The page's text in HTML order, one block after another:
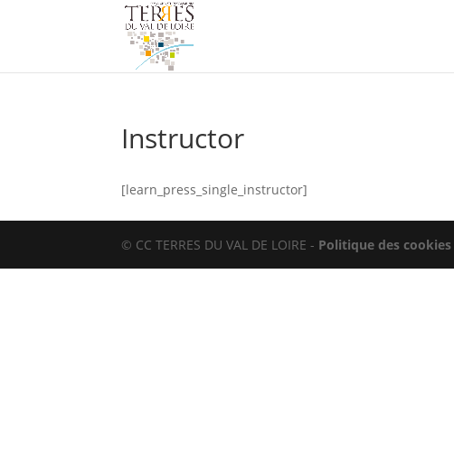
Instructor
[learn_press_single_instructor]
© CC TERRES DU VAL DE LOIRE - Politique des cookies